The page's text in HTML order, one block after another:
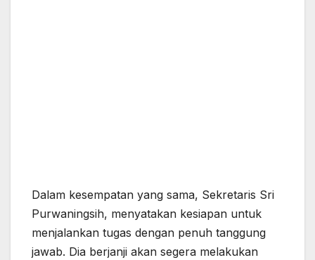
Dalam kesempatan yang sama, Sekretaris Sri
Purwaningsih, menyatakan kesiapan untuk
menjalankan tugas dengan penuh tanggung
jawab. Dia berjanji akan segera melakukan